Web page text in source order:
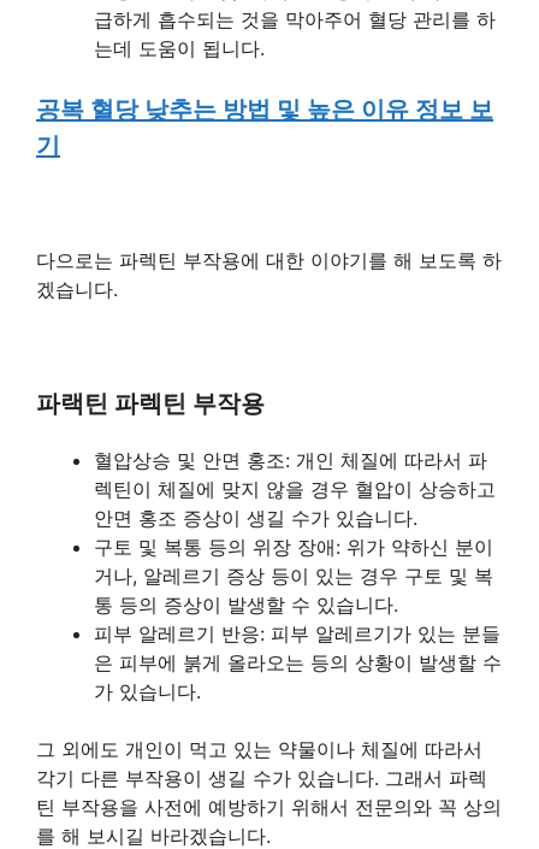
급하게 흡수되는 것을 막아주어 혈당 관리를 하
는데 도움이 됩니다.
공복 혈당 낮추는 방법 및 높은 이유 정보 보
기
다으로는 파렉틴 부작용에 대한 이야기를 해 보도록 하
겠습니다.
파랙틴 파렉틴 부작용
혈압상승 및 안면 홍조: 개인 체질에 따라서 파
렉틴이 체질에 맞지 않을 경우 혈압이 상승하고
안면 홍조 증상이 생길 수가 있습니다.
구토 및 복통 등의 위장 장애: 위가 약하신 분이
거나, 알레르기 증상 등이 있는 경우 구토 및 복
통 등의 증상이 발생할 수 있습니다.
피부 알레르기 반응: 피부 알레르기가 있는 분들
은 피부에 붉게 올라오는 등의 상황이 발생할 수
가 있습니다.
그 외에도 개인이 먹고 있는 약물이나 체질에 따라서
각기 다른 부작용이 생길 수가 있습니다. 그래서 파렉
틴 부작용을 사전에 예방하기 위해서 전문의와 꼭 상의
를 해 보시길 바라겠습니다.